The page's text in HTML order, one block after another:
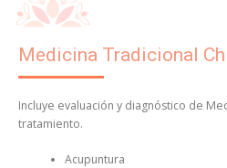
Medicina Tradicional
Incluye evaluación y diagnóstico de
tratamiento.
Acupuntura